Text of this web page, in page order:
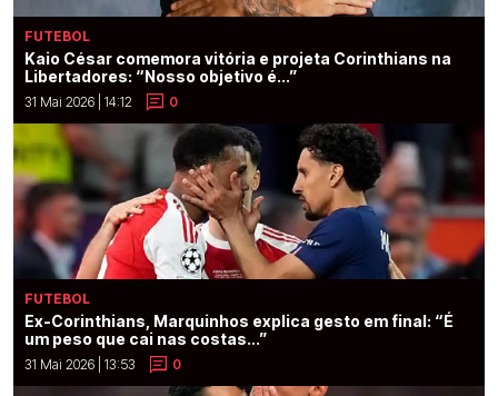
FUTEBOL
Kaio César comemora vitória e projeta Corinthians na
Libertadores: “Nosso objetivo é...”
31 Mai 2026 | 14:12 0
FUTEBOL
Ex-Corinthians, Marquinhos explica gesto em final: “É
um peso que cai nas costas...”
31 Mai 2026 | 13:53 0